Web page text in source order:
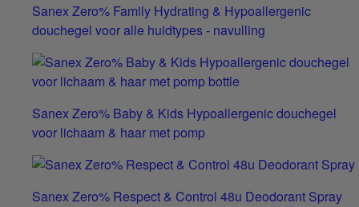
Sanex Zero% Family Hydrating & Hypoallergenic
douchegel voor alle huidtypes - navulling
Sanex Zero% Baby & Kids Hypoallergenic douchegel
voor lichaam & haar met pomp
Sanex Zero% Respect & Control 48u Deodorant Spray